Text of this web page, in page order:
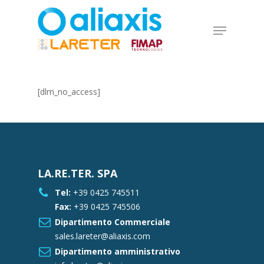
Menu
[dlm_no_access]
LA.RE.TER. SPA
Tel: +39 0425 745511
Fax: +39 0425 745506
Dipartimento Commerciale
sales.lareter@aliaxis.com
Dipartimento amministrativo